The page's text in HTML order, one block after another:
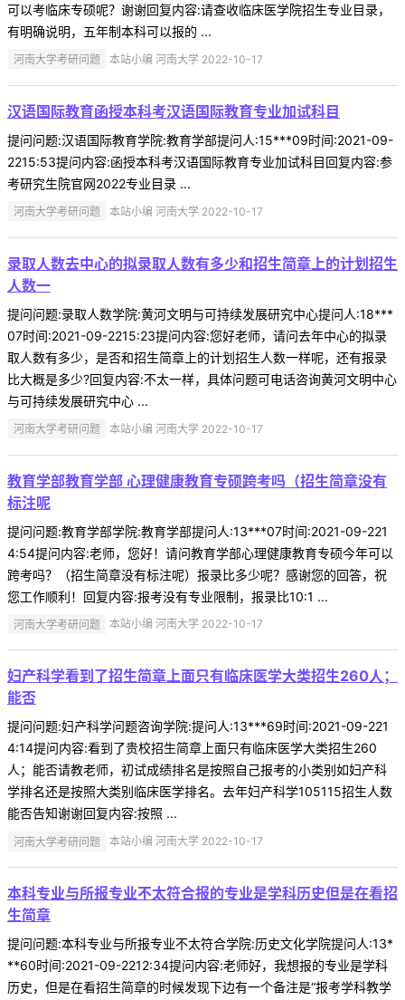
可以考临床专硕呢？谢谢回复内容:请查收临床医学院招生专业目录，
有明确说明，五年制本科可以报的 ...
河南大学考研问题 本站小编 河南大学 2022-10-17
汉语国际教育函授本科考汉语国际教育专业加试科目
提问问题:汉语国际教育学院:教育学部提问人:15***09时间:2021-09-
2215:53提问内容:函授本科考汉语国际教育专业加试科目回复内容:参
考研究生院官网2022专业目录 ...
河南大学考研问题 本站小编 河南大学 2022-10-17
录取人数去中心的拟录取人数有多少和招生简章上的计划招生
人数一
提问问题:录取人数学院:黄河文明与可持续发展研究中心提问人:18***
07时间:2021-09-2215:23提问内容:您好老师，请问去年中心的拟录
取人数有多少，是否和招生简章上的计划招生人数一样呢，还有报录
比大概是多少?回复内容:不太一样，具体问题可电话咨询黄河文明中心
与可持续发展研究中心 ...
河南大学考研问题 本站小编 河南大学 2022-10-17
教育学部教育学部 心理健康教育专硕跨考吗（招生简章没有
标注呢
提问问题:教育学部学院:教育学部提问人:13***07时间:2021-09-221
4:54提问内容:老师，您好！请问教育学部心理健康教育专硕今年可以
跨考吗？（招生简章没有标注呢）报录比多少呢？感谢您的回答，祝
您工作顺利！回复内容:报考没有专业限制，报录比10:1 ...
河南大学考研问题 本站小编 河南大学 2022-10-17
妇产科学看到了招生简章上面只有临床医学大类招生260人；
能否
提问问题:妇产科学问题咨询学院:提问人:13***69时间:2021-09-221
4:14提问内容:看到了贵校招生简章上面只有临床医学大类招生260
人；能否请教老师，初试成绩排名是按照自己报考的小类别如妇产科
学排名还是按照大类别临床医学排名。去年妇产科学105115招生人数
能否告知谢谢回复内容:按照 ...
河南大学考研问题 本站小编 河南大学 2022-10-17
本科专业与所报专业不太符合报的专业是学科历史但是在看招
生简章
提问问题:本科专业与所报专业不太符合学院:历史文化学院提问人:13*
**60时间:2021-09-2212:34提问内容:老师好，我想报的专业是学科
历史，但是在看招生简章的时候发现下边有一个备注是“报考学科教学